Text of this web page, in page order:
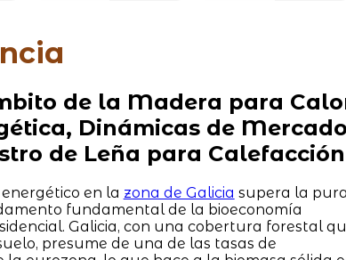
de la Madera para
Dinámicas de Mercado
de Leña para Calefacción
en la zona de Galicia supera la pura
fundamental de la bioeconomía
Galicia, con una cobertura forestal
presume de una de las tasas de